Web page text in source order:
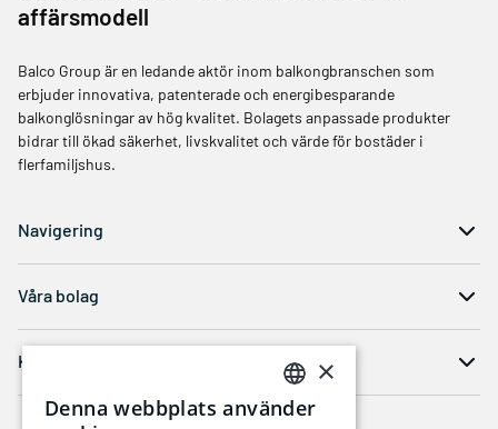
affärsmodell
Balco Group är en ledande aktör inom balkongbranschen som
erbjuder innovativa, patenterade och energibesparande
balkonglösningar av hög kvalitet. Bolagets anpassade produkter
bidrar till ökad säkerhet, livskvalitet och värde för bostäder i
flerfamiljshus.
Navigering
Våra bolag
Kontakt
SWEDISH
×
Denna webbplats använder